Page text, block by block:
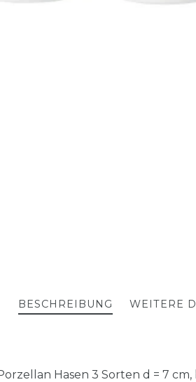
BESCHREIBUNG WEITERE
Hasen 3 Sorten d = 7 cm,